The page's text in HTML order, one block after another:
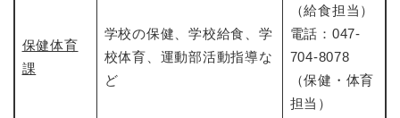
保健体育
課
学校の保健、学校給食、学
校体育、運動部活動指導な
ど
（給食担当）
電話：047-
704-8078
（保健・体育
担当）